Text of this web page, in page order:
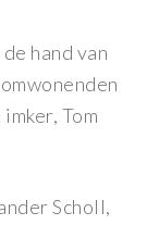
hand van
Tom
Scholl,